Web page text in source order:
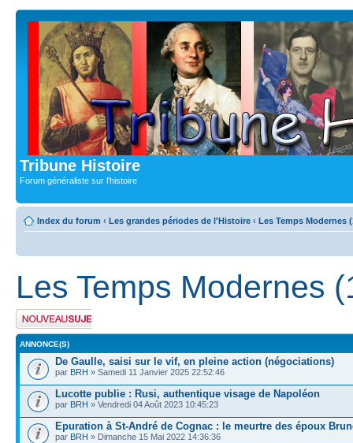
Tribune Histoire
Forum généraliste sur l'histoire
Index du forum ‹ Les grandes périodes de l'Histoire ‹ Les Temps Modernes
Les Temps Modernes
Publier un nouveau
sujet
ANNONCE(S)
De Gaulle, saisi sur le vif, en pleine action (négociations)
par BRH » Samedi 11 Janvier 2025 22:52:46
Lucotte publie : Rusi, authentique visage de Napoléon
par BRH » Vendredi 04 Août 2023 10:45:23
Epuration à St-André de Cognac : le meurtre des époux
par BRH » Dimanche 15 Mai 2022 14:36:36